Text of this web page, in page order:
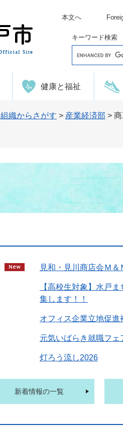
本文へ
キーワード検索
o
e
タ
ム
健康と福祉
組織からさがす > 産業経済部 >
見和・見川商店会Ｍ
【高校生対象】水戸
集します！！
オフィス企業立地促進
元気いばらき就職フェ
灯ろう流し2026
新着情報の一覧